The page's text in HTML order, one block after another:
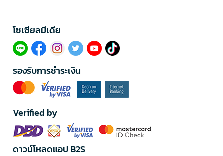
โซเซียลมีเดีย​
รองรับการชำระเงิน
Verified by
ดาวน์โหลดแอป B2S